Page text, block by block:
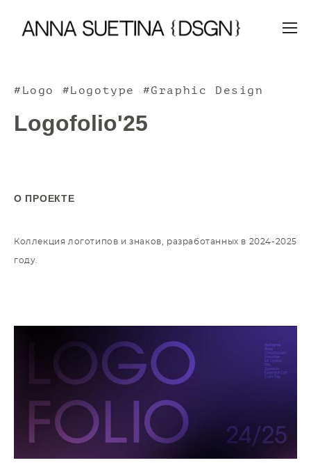
#Logo #Logotype #Graphic Design
Logofolio'25
О ПРОЕКТЕ
Коллекция логотипов и знаков, разработанных в 2024-2025
году.